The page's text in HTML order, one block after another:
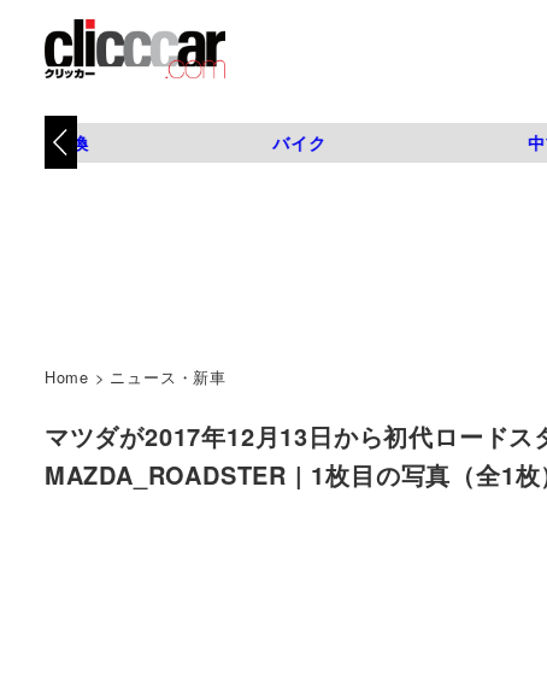
タイヤ交換 バイク
Home > ニュース・新車
マツダが2017年12月13日から初代ロード
MAZDA_ROADSTER | 1枚目の写真（全1枚